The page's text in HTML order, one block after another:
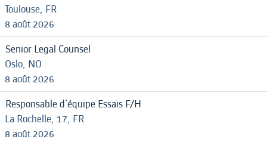
Toulouse, FR
8 août 2026
Senior Legal Counsel
Oslo, NO
8 août 2026
Responsable d'équipe Essais F/H
La Rochelle, 17, FR
8 août 2026